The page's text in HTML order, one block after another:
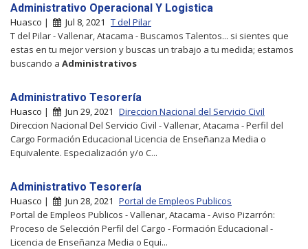
Administrativo Operacional Y Logistica
Huasco | Jul 8, 2021 T del Pilar
T del Pilar - Vallenar, Atacama - Buscamos Talentos... si sientes que
estas en tu mejor version y buscas un trabajo a tu medida; estamos
buscando a Administrativos
Administrativo Tesorería
Huasco | Jun 29, 2021 Direccion Nacional del Servicio Civil
Direccion Nacional Del Servicio Civil - Vallenar, Atacama - Perfil del
Cargo Formación Educacional Licencia de Enseñanza Media o
Equivalente. Especialización y/o C...
Administrativo Tesorería
Huasco | Jun 28, 2021 Portal de Empleos Publicos
Portal de Empleos Publicos - Vallenar, Atacama - Aviso Pizarrón:
Proceso de Selección Perfil del Cargo - Formación Educacional -
Licencia de Enseñanza Media o Equi...